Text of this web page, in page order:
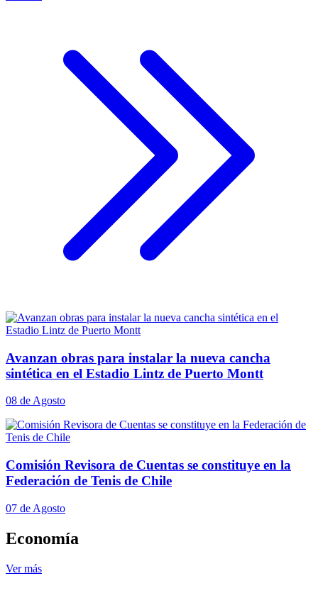
Avanzan obras para instalar la nueva cancha
sintética en el Estadio Lintz de Puerto Montt
08 de Agosto
Comisión Revisora de Cuentas se constituye en la
Federación de Tenis de Chile
07 de Agosto
Economía
Ver más